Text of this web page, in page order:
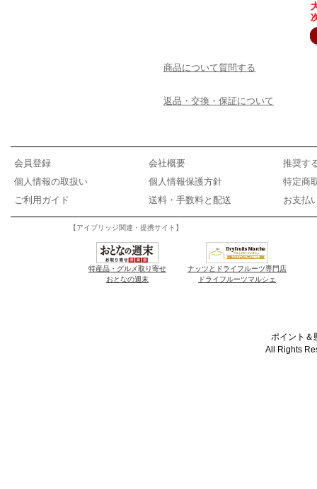
商品について質問する
返品・交換・保証について
会員登録 会社概要
推奨す
個人情報の取扱い
個人情報保護方針
特定商
ご利用ガイド
送料・手数料と配送 お支払
【アイブリッジ関連・提携サイト】
特産品・グルメ取り寄せ
おとなの週末
ナッツとドライフルーツ専門店
ドライフルーツマルシェ
ポイント＆
All Rights